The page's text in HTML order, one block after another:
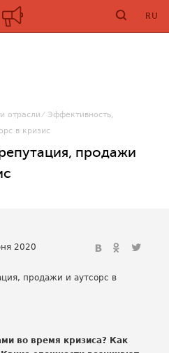
RU
отрасли
Эффективность,
в кризис
продажи
2020
во время кризиса? Как